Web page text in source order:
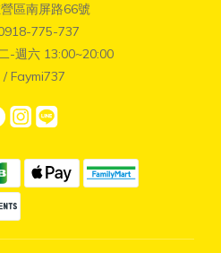
區南屏路66號
775-737
-週六 13:00~20:00
/ Faymi737